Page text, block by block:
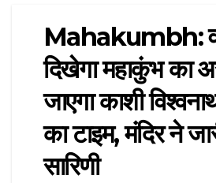
Mahakumbh:
दिखेगा महाकुंभ का
जाएगा काशी
का टाइम, मंदिर ने
सारिणी